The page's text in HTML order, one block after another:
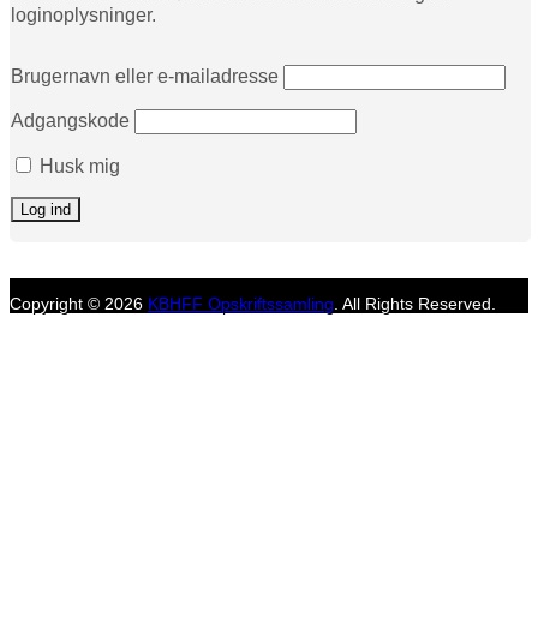
loginoplysninger.
Brugernavn eller e-mailadresse
Adgangskode
Husk mig
Copyright © 2026 KBHFF Opskriftssamling. All Rights Reserved.